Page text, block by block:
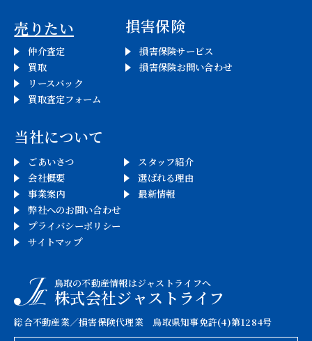
シ
ョ
ン
売りたい
仲介査定
買取
リースバック
買取査定フォーム
損害保険
損害保険サービス
損害保険お問い合わせ
当社について
ごあいさつ
会社概要
事業案内
スタッフ紹介
選ばれる理由
最新情報
弊社へのお問い合わせ
プライバシーポリシー
サイトマップ
鳥取の不動産情報はジャストライフへ
株式会社ジャストライフ
総合不動産業／損害保険代理業 鳥取県知事免許(4)第1284号